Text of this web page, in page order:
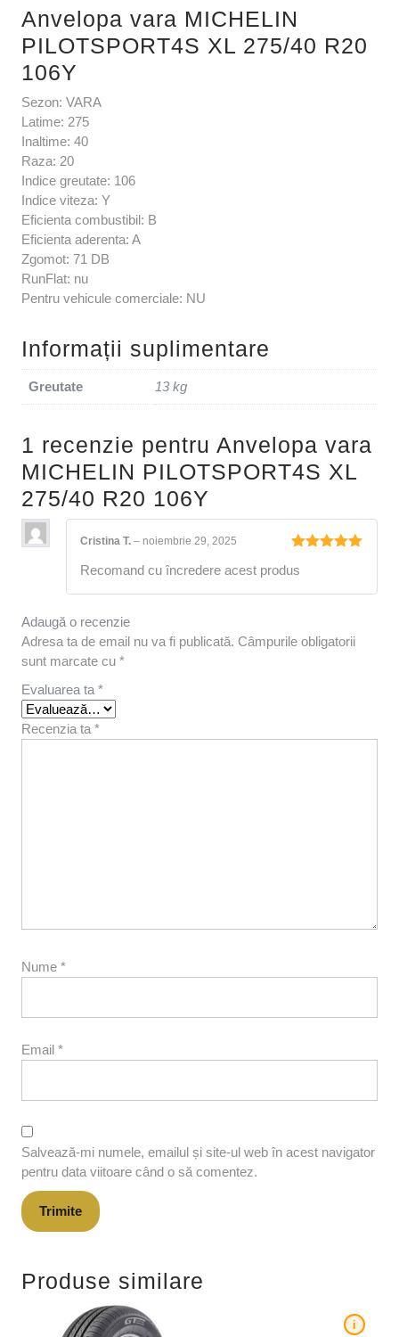
Anvelopa vara MICHELIN
PILOTSPORT4S XL 275/40 R20
106Y
Sezon: VARA
Latime: 275
Inaltime: 40
Raza: 20
Indice greutate: 106
Indice viteza: Y
Eficienta combustibil: B
Eficienta aderenta: A
Zgomot: 71 DB
RunFlat: nu
Pentru vehicule comerciale: NU
Informații suplimentare
Greutate 13 kg
1 recenzie pentru Anvelopa vara
MICHELIN PILOTSPORT4S XL
275/40 R20 106Y
5din 5
Cristina T. – noiembrie 29, 2025
Recomand cu încredere acest produs
Adaugă o recenzie
Adresa ta de email nu va fi publicată. Câmpurile obligatorii
sunt marcate cu *
Evaluarea ta *
Recenzia ta *
Nume *
Email *
Salvează-mi numele, emailul și site-ul web în acest navigator
pentru data viitoare când o să comentez.
Produse similare
i